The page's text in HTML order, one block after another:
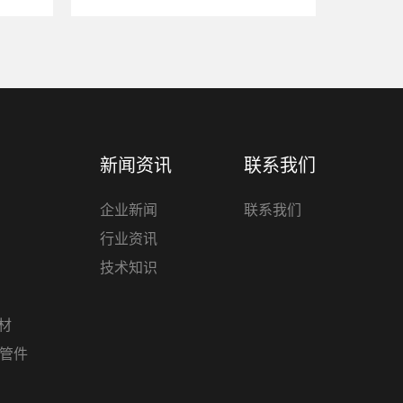
件
新闻资讯
企业新闻
行业资讯
技术知识
联系我们
联系我们